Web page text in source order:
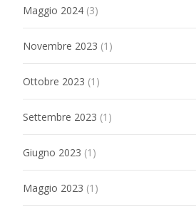
Maggio 2024 (3)
Novembre 2023 (1)
Ottobre 2023 (1)
Settembre 2023 (1)
Giugno 2023 (1)
Maggio 2023 (1)